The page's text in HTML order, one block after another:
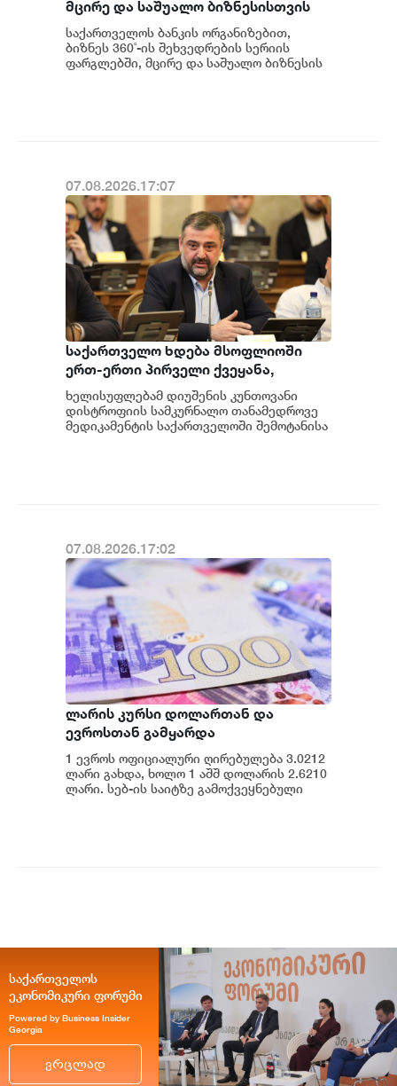
მცირე და საშუალო ბიზნესისთვის
შრომის უსაფრთხოების ვორკშოპი
გაიმართა
საქართველოს ბანკის ორგანიზებით,
ბიზნეს 360˚-ის შეხვედრების სერიის
ფარგლებში, მცირე და საშუალო ბიზნესის
07.08.2026.17:07
საქართველო ხდება მსოფლიოში
ერთ-ერთი პირველი ქვეყანა,
რომელიც მედიკამენტ ჯივინოსტატს
შეიძენს და სახელმწიფო
პროგრამაში დანერგავს - ბექა
ხელისუფლებამ დიუშენის კუნთოვანი
დისტროფიის სამკურნალო თანამედროვე
მედიკამენტის საქართველოში შემოტანისა
07.08.2026.17:02
ლარის კურსი დოლართან და
ევროსთან გამყარდა
1 ევროს ოფიციალური ღირებულება 3.0212
ლარი გახდა, ხოლო 1 აშშ დოლარის 2.6210
ლარი. სებ-ის საიტზე გამოქვეყნებული
საქართველოს
ეკონომიკური ფორუმი
Powered by Business Insider
Georgia
ვრცლად